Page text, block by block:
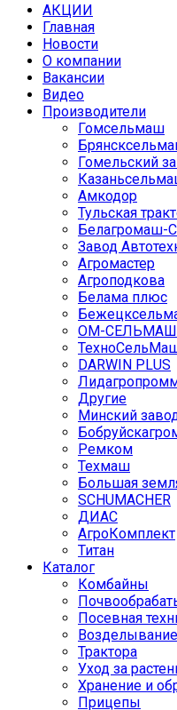
АКЦИИ
Главная
Новости
О компании
Вакансии
Видео
Производители
Гомсельмаш
Гомельский
Амкодор
Тульская
Белагромаш-
Завод
Агромастер
Агроподкова
Белама плюс
ОМ-СЕЛЬМАШ
DARWIN PLUS
Другие
Минский
Ремком
Техмаш
Большая
SCHUMACHER
ДИАС
АгроКомплект
Титан
Каталог
Комбайны
Посевная
Трактора
Уход за
Хранение и
Прицепы